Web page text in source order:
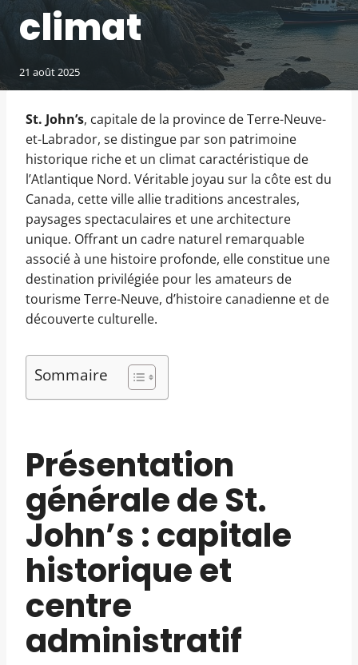
climat
21 août 2025
St. John’s, capitale de la province de Terre-Neuve-
et-Labrador, se distingue par son patrimoine
historique riche et un climat caractéristique de
l’Atlantique Nord. Véritable joyau sur la côte est du
Canada, cette ville allie traditions ancestrales,
paysages spectaculaires et une architecture
unique. Offrant un cadre naturel remarquable
associé à une histoire profonde, elle constitue une
destination privilégiée pour les amateurs de
tourisme Terre-Neuve, d’histoire canadienne et de
découverte culturelle.
Sommaire
Présentation
générale de St.
John’s : capitale
historique et
centre
administratif